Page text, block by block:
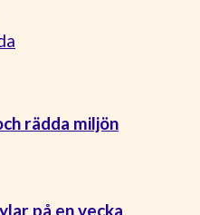
rädda miljön
på en vecka